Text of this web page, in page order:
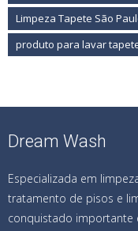
Limpeza Tapete São
produto para lavar
Dream Wash
Especializada em
tratamento de pisos e
conquistado importante